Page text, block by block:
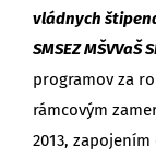
vládnych
SMSEZ MŠVVaŠ
programov za
rámcovým
2013,